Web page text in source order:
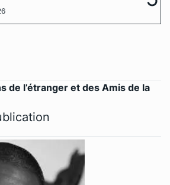
de l’étranger et des Amis de la